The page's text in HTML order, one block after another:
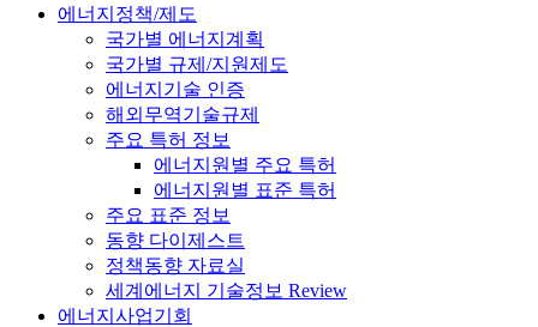
에너지정책/제도
국가별 에너지계획
국가별 규제/지원제도
에너지기술 인증
해외무역기술규제
주요 특허 정보
에너지원별 주요 특허
에너지원별 표준 특허
주요 표준 정보
동향 다이제스트
정책동향 자료실
세계에너지 기술정보 Review
에너지사업기회